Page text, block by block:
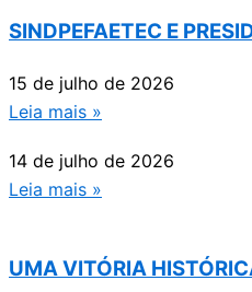
SINDPEFAETEC E
15 de julho de 2026
Leia mais »
14 de julho de 2026
Leia mais »
UMA VITÓRIA